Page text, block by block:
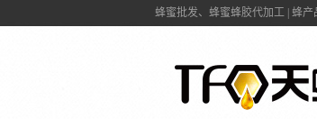
蜂蜜批发、蜂蜜蜂胶代加工 | 蜂产